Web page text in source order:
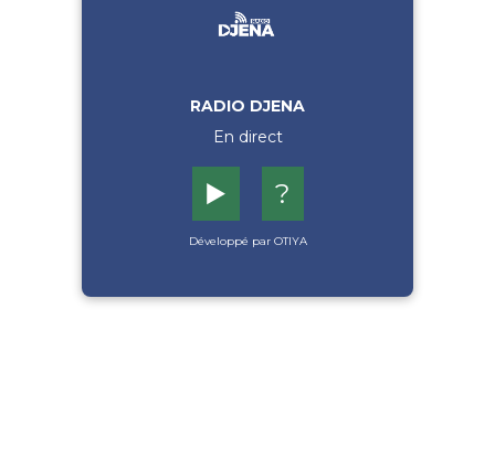
RADIO DJENA
En direct
▶️ ?
Développé par OTIYA